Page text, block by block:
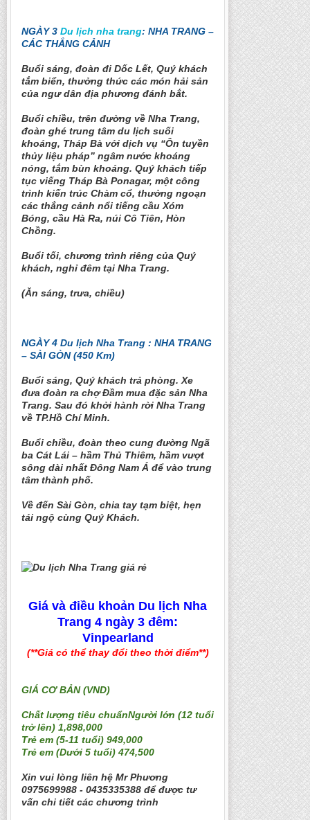
NGÀY 3 Du lịch nha trang: NHA TRANG –
CÁC THẮNG CẢNH
Buổi sáng, đoàn đi Dốc Lết, Quý khách
tắm biển, thưởng thức các món hải sản
của ngư dân địa phương đánh bắt.
Buổi chiều, trên đường về Nha Trang,
đoàn ghé trung tâm du lịch suối
khoáng, Tháp Bà với dịch vụ “Ôn tuyền
thủy liệu pháp” ngâm nước khoáng
nóng, tắm bùn khoáng. Quý khách tiếp
tục viếng Tháp Bà Ponagar, một công
trình kiến trúc Chàm cổ, thưởng ngoạn
các thắng cảnh nổi tiếng cầu Xóm
Bóng, cầu Hà Ra, núi Cô Tiên, Hòn
Chồng.
Buổi tối, chương trình riêng của Quý
khách, nghỉ đêm tại Nha Trang.
(Ăn sáng, trưa, chiều)
NGÀY 4 Du lịch Nha Trang : NHA TRANG
– SÀI GÒN (450 Km)
Buổi sáng, Quý khách trả phòng. Xe
đưa đoàn ra chợ Đầm mua đặc sản Nha
Trang. Sau đó khởi hành rời Nha Trang
về TP.Hồ Chí Minh.
Buổi chiều, đoàn theo cung đường Ngã
ba Cát Lái – hầm Thủ Thiêm, hầm vượt
sông dài nhất Đông Nam Á để vào trung
tâm thành phố.
Về đến Sài Gòn, chia tay tạm biệt, hẹn
tái ngộ cùng Quý Khách.
Giá và điều khoản Du lịch Nha
Trang 4 ngày 3 đêm:
Vinpearland
(**Giá có thể thay đổi theo thời điểm**)
GIÁ CƠ BẢN (VND)
Chất lượng tiêu chuẩnNgười lớn (12 tuổi
trở lên) 1,898,000
Trẻ em (5-11 tuổi) 949,000
Trẻ em (Dưới 5 tuổi) 474,500
Xin vui lòng liên hệ Mr Phương
0975699988 - 0435335388 để được tư
vấn chi tiết các chương trình